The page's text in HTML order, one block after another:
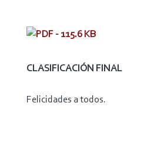
CLASIFICACIÓN FINAL
Felicidades a todos.